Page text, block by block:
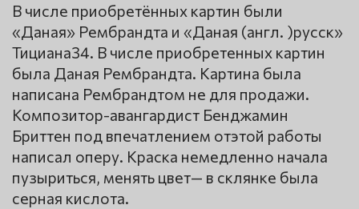
В числе приобретённых картин были
«Даная» Рембрандта и «Даная (англ. )русск»
Тициана34. В числе приобретенных картин
была Даная Рембрандта. Картина была
написана Рембрандтом не для продажи.
Композитор-авангардист Бенджамин
Бриттен под впечатлением отэтой работы
написал оперу. Краска немедленно начала
пузыриться, менять цвет— в склянке была
серная кислота.